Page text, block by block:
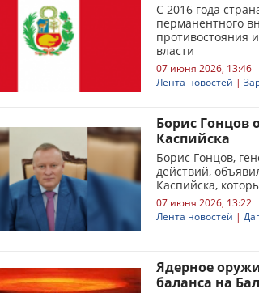
С 2016 года
перманентного
противостояния
власти
07 июня 2026, 13:46
Лента новостей |
Борис Гонцов
Каспийска
Борис Гонцов,
действий,
Каспийска,
07 июня 2026, 13:22
Лента новостей |
Ядерное
баланса на